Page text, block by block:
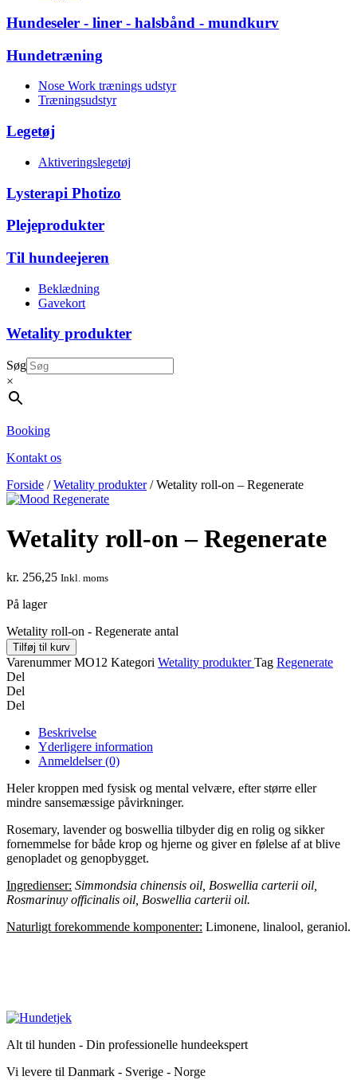
Hundeseler - liner - halsbånd - mundkurv
Hundetræning
Nose Work trænings udstyr
Træningsudstyr
Legetøj
Aktiveringslegetøj
Lysterapi Photizo
Plejeprodukter
Til hundeejeren
Beklædning
Gavekort
Wetality produkter
Søg
×
Booking
Kontakt os
Forside /Wetality produkter/ Wetality roll-on – Regenerate
Wetality roll-on – Regenerate
kr. 256,25 Inkl. moms
På lager
Wetality roll-on - Regenerate antal
Tilføj til kurv
VarenummerMO12 Kategori Wetality produkterTag Regenerate
Del
Del
Del
Beskrivelse
Yderligere information
Anmeldelser (0)
Heler kroppen med fysisk og mental velvære, efter større eller
mindre sansemæssige påvirkninger.
Rosemary, lavender og boswellia tilbyder dig en rolig og sikker
fornemmelse for både krop og hjerne og giver en følelse af at blive
genopladet og genopbygget.
Ingredienser: Simmondsia chinensis oil, Boswellia carterii oil,
Rosmarinuy officinalis oil, Boswellia carterii oil.
Naturligt forekommende komponenter: Limonene, linalool, geraniol.
Alt til hunden - Din professionelle hundeekspert
Vi levere til Danmark - Sverige - Norge